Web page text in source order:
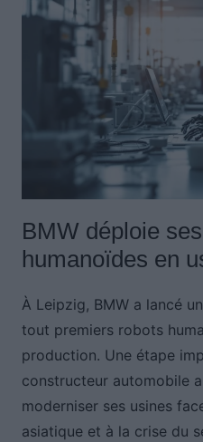
BMW déploie
humanoïdes en
À Leipzig, BMW a lancé
tout premiers robots
production. Une étape
constructeur automobile
moderniser ses usines
asiatique et à la crise du